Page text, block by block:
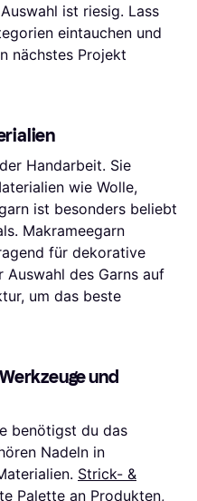
ist riesig. Lass
eintauchen und
nächstes Projekt
Handarbeit. Sie
wie Wolle,
ist besonders beliebt
Makrameegarn
für dekorative
Auswahl des Garns auf
um das beste
und
benötigst du das
Nadeln in
Strick- &
Palette an Produkten,